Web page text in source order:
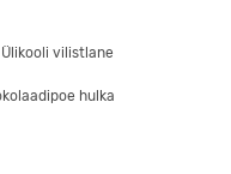
vilistlane
hulka